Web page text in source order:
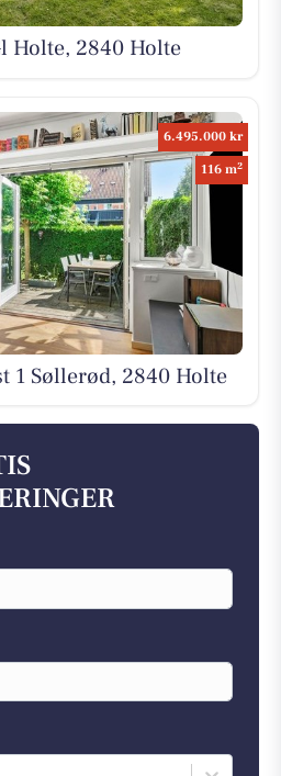
Holte, 2840 Holte
6.495.000 kr
116 m2
1 Søllerød, 2840 Holte